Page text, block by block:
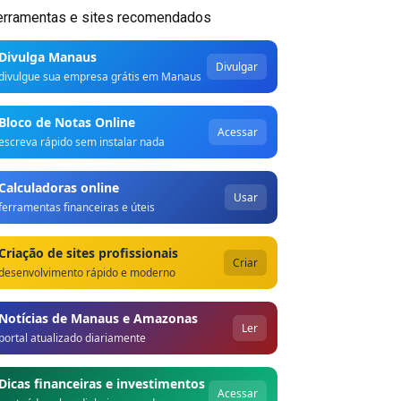
e sites recomendados
Manaus
sua empresa grátis em Manaus
Divulgar
de Notas Online
rápido sem instalar nada
Acessar
online
financeiras e úteis
Usar
de sites profissionais
rápido e moderno
Criar
de Manaus e Amazonas
atualizado diariamente
Ler
financeiras e investimentos
Acessar